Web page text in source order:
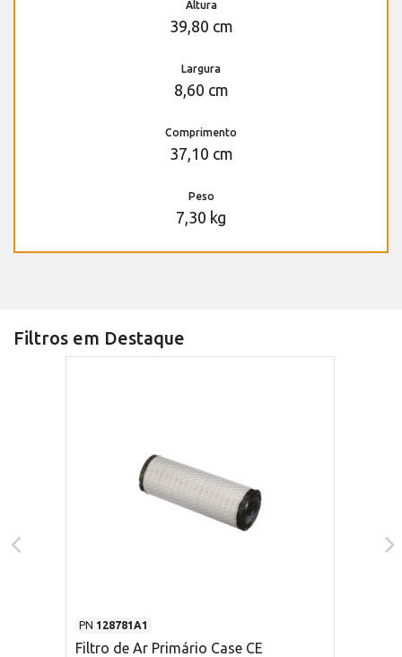
Altura
39,80 cm
Largura
8,60 cm
Comprimento
37,10 cm
Peso
7,30 kg
Filtros em Destaque
PN 128781A1
Filtro de Ar Primário Case CE